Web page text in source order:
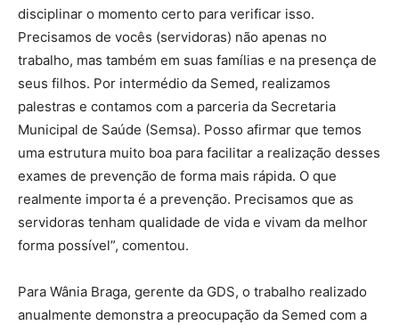
disciplinar o momento certo para verificar isso.
Precisamos de vocês (servidoras) não apenas no
trabalho, mas também em suas famílias e na presença de
seus filhos. Por intermédio da Semed, realizamos
palestras e contamos com a parceria da Secretaria
Municipal de Saúde (Semsa). Posso afirmar que temos
uma estrutura muito boa para facilitar a realização desses
exames de prevenção de forma mais rápida. O que
realmente importa é a prevenção. Precisamos que as
servidoras tenham qualidade de vida e vivam da melhor
forma possível”, comentou.
Para Wânia Braga, gerente da GDS, o trabalho realizado
anualmente demonstra a preocupação da Semed com a